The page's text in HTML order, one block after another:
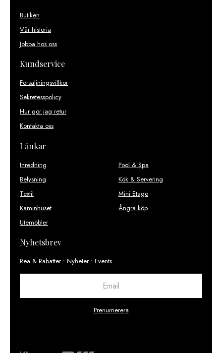
Butiken
Vår historia
Jobba hos oss
Kundservice
Försäljningsvillkor
Sekretesspolicy
Hur gör jag retur
Kontakta oss
Länkar
Inredning
Belysning
Textil
Kaminhuset
Utemöbler
Pool & Spa
Kök & Servering
Mini Etage
Ångra köp
Nyhetsbrev
Rea & Rabatter • Nyheter • Events
Prenumerera